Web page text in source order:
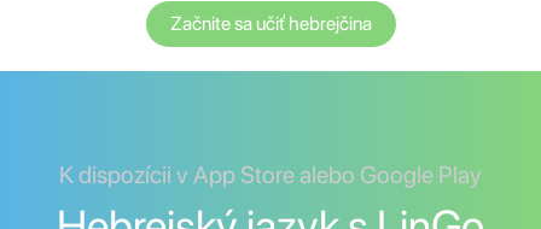
Začnite sa učiť hebrejčina
K dispozícii v App Store alebo Google Play